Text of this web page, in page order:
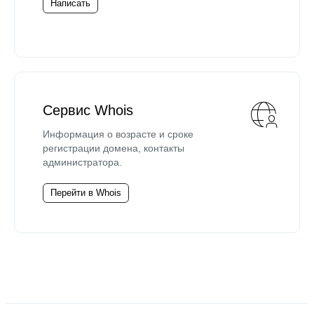
Написать
Сервис Whois
Информация о возрасте и сроке
регистрации домена, контакты
администратора.
Перейти в Whois